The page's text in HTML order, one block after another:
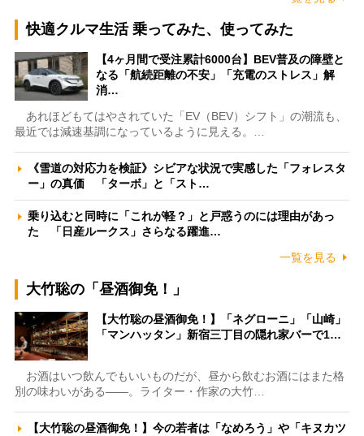
快適クルマ生活 乗ってみた、使ってみた
【4ヶ月間で受注累計6000台】BEV普及の障壁と
なる「航続距離の不安」「充電のストレス」解
消…
あれほどもてはやされていた「EV（BEV）シフト」の潮流も、
最近では減速基調になっているように見える。…
《雪道の対応力を検証》シビアな状況で実感した「フォレスタ
ー」の真価 「ターボ」と「スト…
乗り込むと同時に「これが軽？」と戸惑うのには理由があっ
た 「日産ルークス」さらなる躍進…
一覧を見る
大竹聡の「昼酒御免！」
【大竹聡の昼酒御免！】「ネグローニ」「山崎」
「マンハッタン」新宿三丁目の隠れ家バーで1…
お酒はいつ飲んでもいいものだが、昼から飲むお酒にはまた格
別の味わいがある――。ライター・作家の大竹…
【大竹聡の昼酒御免！】今の若者は「なめろう」や「キヌカツ